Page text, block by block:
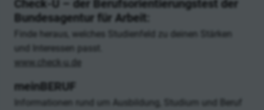
Check-U – der Berufsorientierungstest der
Bundesagentur für Arbeit:
Finde heraus, welches Studienfeld zu deinen Stärken
und Interessen passt.
www.check-u.de
meinBERUF
Informationen rund um Ausbildung, Studium und Beruf